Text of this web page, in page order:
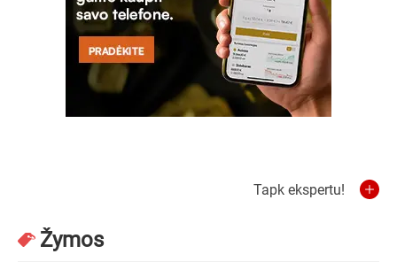
Tapk ekspertu!
Žymos